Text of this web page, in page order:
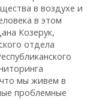
в воздухе и
в этом
Козерук,
отдела
мы живем в
проблемные